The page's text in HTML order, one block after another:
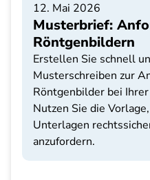
12. Mai 2026
Musterbrief:
Röntgenbildern
Erstellen Sie schnell
Musterschreiben zur
Röntgenbilder bei
Nutzen Sie die
Unterlagen
anzufordern.